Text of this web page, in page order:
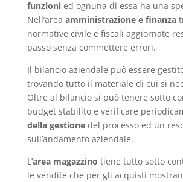
funzionied ognuna di essa ha una
Nell’area amministrazione e finanza
normative civile e fiscali aggiornate
passo senza commettere errori.
Il bilancio aziendale può essere
trovando tutto il materiale di cui si
Oltre al bilancio si può tenere sotto
budget stabilito e verificare
della gestionedel processo ed un
sull’andamento aziendale.
L’area magazzino tiene tutto sotto
le vendite che per gli acquisti